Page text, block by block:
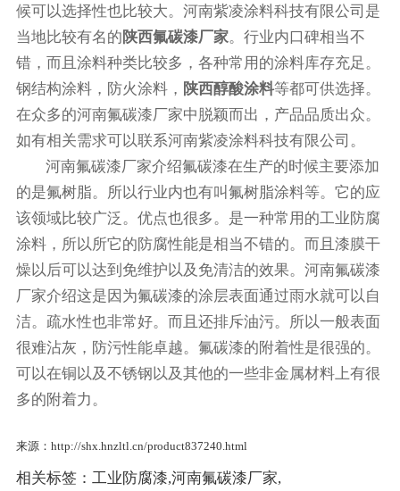
候可以选择性也比较大。河南紫凌涂料科技有限公司是
当地比较有名的 陕西氟碳漆厂家。行业内口碑相当不
错，而且涂料种类比较多，各种常用的涂料库存充足。
钢结构涂料，防火涂料， 陕西醇酸涂料等都可供选择。
在众多的河南氟碳漆厂家中脱颖而出，产品品质出众。
如有相关需求可以联系河南紫凌涂料科技有限公司。
河南氟碳漆厂家介绍氟碳漆在生产的时候主要添加
的是氟树脂。所以行业内也有叫氟树脂涂料等。它的应
该领域比较广泛。优点也很多。是一种常用的工业防腐
涂料，所以所它的防腐性能是相当不错的。而且漆膜干
燥以后可以达到免维护以及免清洁的效果。河南氟碳漆
厂家介绍这是因为氟碳漆的涂层表面通过雨水就可以自
洁。疏水性也非常好。而且还排斥油污。所以一般表面
很难沾灰，防污性能卓越。氟碳漆的附着性是很强的。
可以在铜以及不锈钢以及其他的一些非金属材料上有很
多的附着力。
来源：http://shx.hnzltl.cn/product837240.html
相关标签： 工业防腐漆,河南氟碳漆厂家,